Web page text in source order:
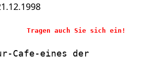
Tragen auch Sie sich ein!
Cafe-eines der